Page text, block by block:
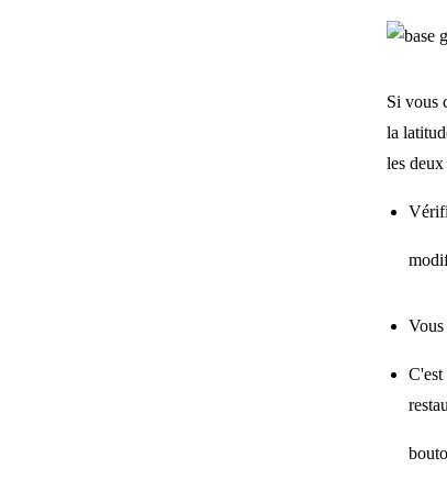
Si vous
la
les
C'est